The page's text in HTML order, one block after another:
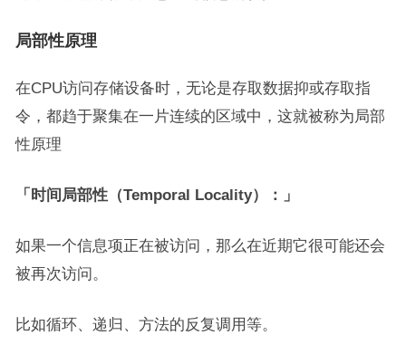
局部性原理
在CPU访问存储设备时，无论是存取数据抑或存取指
令，都趋于聚集在一片连续的区域中，这就被称为局部
性原理
「时间局部性（Temporal Locality）：」
如果一个信息项正在被访问，那么在近期它很可能还会
被再次访问。
比如循环、递归、方法的反复调用等。